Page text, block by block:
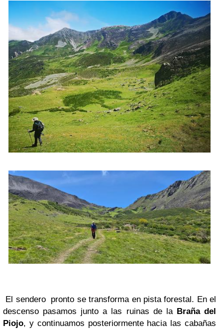
El sendero pronto se transforma en pista forestal. En el
descenso pasamos junto a las ruinas de la Braña del
Piojo, y continuamos posteriormente hacia las cabañas